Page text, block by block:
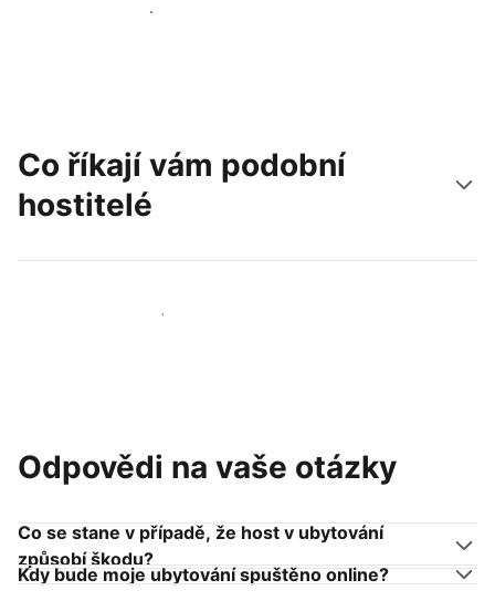
Oslovit nové hosty už dnes
Co říkají vám podobní
hostitelé
Připojit se k dalším hostitelům
Odpovědi na vaše otázky
Co se stane v případě, že host v ubytování
způsobí škodu?
Kdy bude moje ubytování spuštěno online?